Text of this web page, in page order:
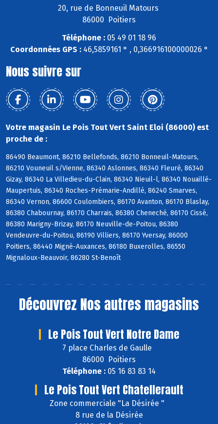
20, rue de Bonneuil Matours
86000 Poitiers
Téléphone : 05 49 01 18 96
Coordonnées GPS :46,5859161 ° , 0,366916100000026 °
Nous suivre sur
Votre magasin Le Pois Tout Vert Saint Eloi (86000) est
proche de :
86490 Beaumont, 86210 Bellefonds, 86210 Bonneuil-Matours,
86210 Vouneuil s/Vienne, 86340 Aslonnes, 86340 Fleuré, 86340
Gizay, 86340 La Villedieu-du-Clain, 86340 Nieuil-l, 86340 Nouaillé-
Maupertuis, 86340 Roches-Prémarie-Andillé, 86240 Smarves,
86340 Vernon, 86600 Coulombiers, 86170 Avanton, 86170 Blaslay,
86380 Chabournay, 86170 Charrais, 86380 Cheneché, 86170 Cissé,
86380 Marigny-Brizay, 86170 Neuville-de-Poitou, 86380
Vendeuvre-du-Poitou, 86190 Villiers, 86170 Yversay, 86000
Poitiers, 86440 Migné-Auxances, 86180 Buxerolles, 86550
Mignaloux-Beauvoir, 86280 St-Benoît
Découvrez Nos autres magasins
Le Pois Tout Vert Notre Dame
7 place Charles de Gaulle
86000 Poitiers
Téléphone : 05 16 83 83 14
Le Pois Tout Vert Chatellerault
Zone commerciale "La Désirée "
8 rue de la Désirée